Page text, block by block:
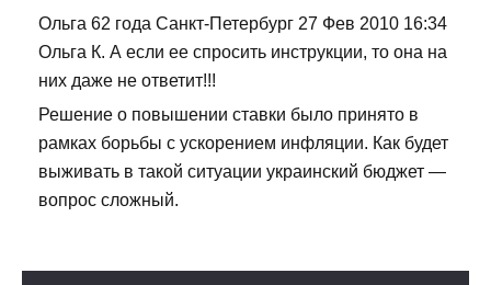
Ольга 62 года Санкт-Петербург 27 Фев 2010 16:34
Ольга К. А если ее спросить инструкции, то она на
них даже не ответит!!!
Решение о повышении ставки было принято в
рамках борьбы с ускорением инфляции. Как будет
выживать в такой ситуации украинский бюджет —
вопрос сложный.